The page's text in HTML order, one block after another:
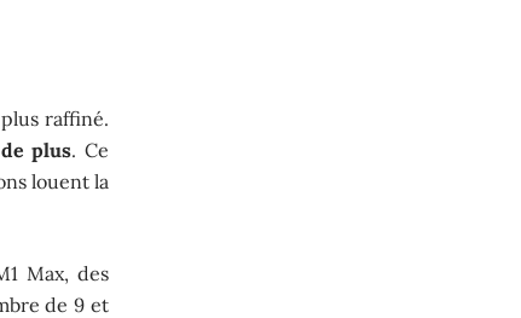
raffiné.
plus. Ce
louent la
Max, des
de 9 et